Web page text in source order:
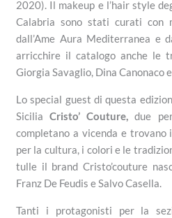
2020). Il makeup e l’hair style
Calabria sono stati curati con
dall’Ame Aura Mediterranea e
arricchire il catalogo anche le
Giorgia Savaglio, Dina Canonaco
Lo special guest di questa
SiciliaCristo’ Couture,due
completano a vicenda e trovano
per la cultura, i colori e le
tulle il brand Cristo’couture
Franz De Feudis e Salvo Casella.
Tanti i protagonisti per la